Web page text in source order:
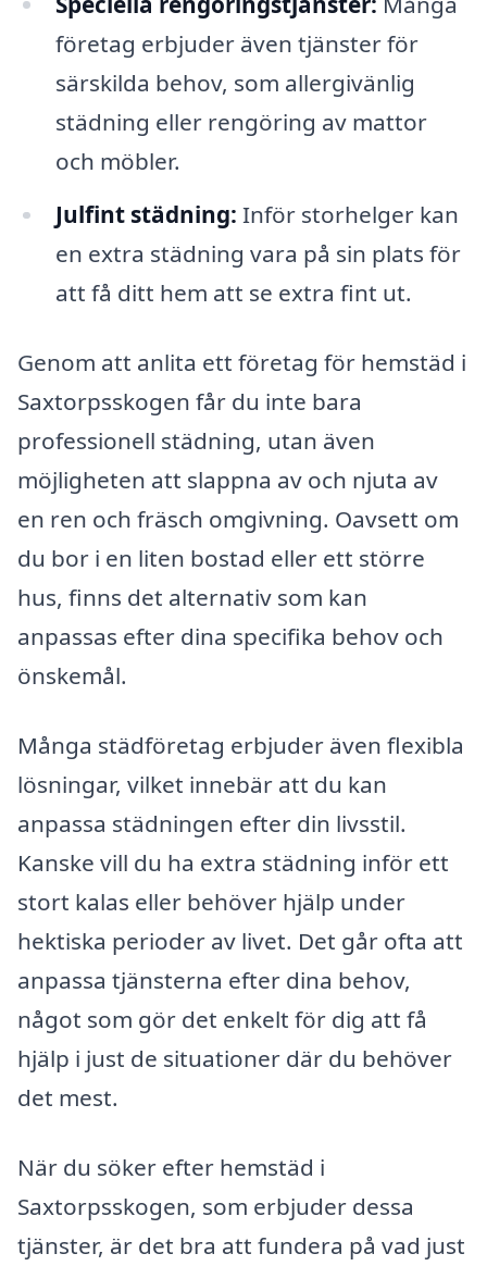
företag erbjuder även tjänster för
särskilda behov, som allergivänlig
städning eller rengöring av mattor
och möbler.
Julfint städning: Inför storhelger kan
en extra städning vara på sin plats för
att få ditt hem att se extra fint ut.
Genom att anlita ett företag för hemstäd i
Saxtorpsskogen får du inte bara
professionell städning, utan även
möjligheten att slappna av och njuta av
en ren och fräsch omgivning. Oavsett om
du bor i en liten bostad eller ett större
hus, finns det alternativ som kan
anpassas efter dina specifika behov och
önskemål.
Många städföretag erbjuder även flexibla
lösningar, vilket innebär att du kan
anpassa städningen efter din livsstil.
Kanske vill du ha extra städning inför ett
stort kalas eller behöver hjälp under
hektiska perioder av livet. Det går ofta att
anpassa tjänsterna efter dina behov,
något som gör det enkelt för dig att få
hjälp i just de situationer där du behöver
det mest.
När du söker efter hemstäd i
Saxtorpsskogen, som erbjuder dessa
tjänster, är det bra att fundera på vad just